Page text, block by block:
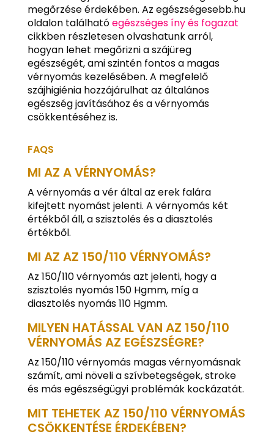
megőrzése érdekében. Az egészségesebb.hu
oldalon találhatóegészséges íny és fogazat
cikkben részletesen olvashatunk arról,
hogyan lehet megőrizni a szájüreg
egészségét, ami szintén fontos a magas
vérnyomás kezelésében. A megfelelő
szájhigiénia hozzájárulhat az általános
egészség javításához és a vérnyomás
csökkentéséhez is.
FAQS
MI AZ A VÉRNYOMÁS?
A vérnyomás a vér által az erek falára
kifejtett nyomást jelenti. A vérnyomás két
értékből áll, a szisztolés és a diasztolés
értékből.
MI AZ AZ 150/110 VÉRNYOMÁS?
Az 150/110 vérnyomás azt jelenti, hogy a
szisztolés nyomás 150 Hgmm, míg a
diasztolés nyomás 110 Hgmm.
MILYEN HATÁSSAL VAN AZ 150/110
VÉRNYOMÁS AZ EGÉSZSÉGRE?
Az 150/110 vérnyomás magas vérnyomásnak
számít, ami növeli a szívbetegségek, stroke
és más egészségügyi problémák kockázatát.
MIT TEHETEK AZ 150/110 VÉRNYOMÁS
CSÖKKENTÉSE ÉRDEKÉBEN?